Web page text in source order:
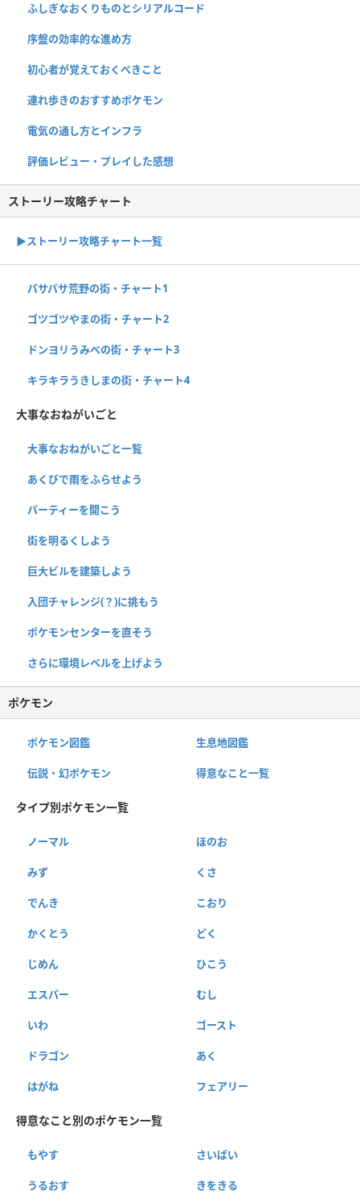
ふしぎなおくりものとシリアルコード
序盤の効率的な進め方
初心者が覚えておくべきこと
連れ歩きのおすすめポケモン
電気の通し方とインフラ
評価レビュー・プレイした感想
ストーリー攻略チャート
▶ストーリー攻略チャート一覧
パサパサ荒野の街・チャート1
ゴツゴツやまの街・チャート2
ドンヨリうみべの街・チャート3
キラキラうきしまの街・チャート4
大事なおねがいごと
大事なおねがいごと一覧
あくびで雨をふらせよう
パーティーを開こう
街を明るくしよう
巨大ビルを建築しよう
入団チャレンジ(？)に挑もう
ポケモンセンターを直そう
さらに環境レベルを上げよう
ポケモン
ポケモン図鑑 生息地図鑑
伝説・幻ポケモン 得意なこと一覧
タイプ別ポケモン一覧
ノーマル ほのお
みず くさ
でんき こおり
かくとう どく
じめん ひこう
エスパー むし
いわ ゴースト
ドラゴン あく
はがね フェアリー
得意なこと別のポケモン一覧
もやす さいばい
うるおす きをきる